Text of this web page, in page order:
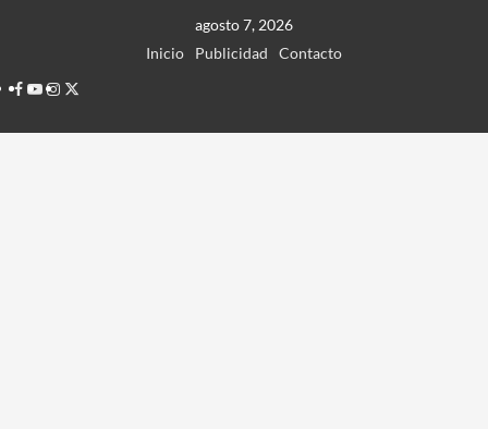
agosto 7, 2026
Inicio
Publicidad
Contacto
Facebook
Youtube
Instagram
Twitter